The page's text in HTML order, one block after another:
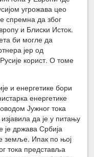
угрожава цео
спремна да због
и Блиски Исток.
би могле да
јер од
корист. О томе
и енергетике бори
енергетике
Јужног тока
да је у питању
је држава Србија
земље. Ипак по њој
тока представља